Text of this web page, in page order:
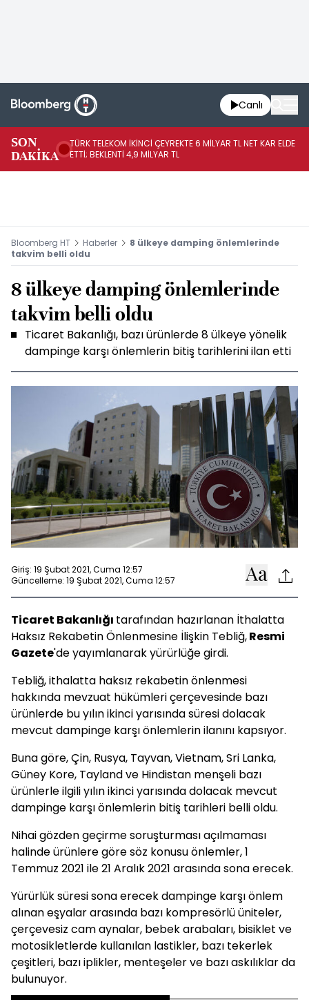
Canlı
SON
DAKİKA
TÜRK TELEKOM İKİNCİ ÇEYREKTE 6 MİLYAR TL NET KAR ELDE
ETTİ; BEKLENTİ 4,9 MİLYAR TL
Bloomberg HT Haberler
8 ülkeye damping önlemlerinde
takvim belli oldu
8 ülkeye damping önlemlerinde
takvim belli oldu
Ticaret Bakanlığı, bazı ürünlerde 8 ülkeye yönelik
dampinge karşı önlemlerin bitiş tarihlerini ilan etti
Giriş: 19 Şubat 2021, Cuma 12:57
Güncelleme: 19 Şubat 2021, Cuma 12:57
Ticaret Bakanlığı tarafından hazırlanan İthalatta
Haksız Rekabetin Önlenmesine İlişkin Tebliğ,Resmi
Gazete'de yayımlanarak yürürlüğe girdi.
Tebliğ, ithalatta haksız rekabetin önlenmesi
hakkında mevzuat hükümleri çerçevesinde bazı
ürünlerde bu yılın ikinci yarısında süresi dolacak
mevcut dampinge karşı önlemlerin ilanını kapsıyor.
Buna göre, Çin, Rusya, Tayvan, Vietnam, Sri Lanka,
Güney Kore, Tayland ve Hindistan menşeli bazı
ürünlerle ilgili yılın ikinci yarısında dolacak mevcut
dampinge karşı önlemlerin bitiş tarihleri belli oldu.
Nihai gözden geçirme soruşturması açılmaması
halinde ürünlere göre söz konusu önlemler, 1
Temmuz 2021 ile 21 Aralık 2021 arasında sona erecek.
Yürürlük süresi sona erecek dampinge karşı önlem
alınan eşyalar arasında bazı kompresörlü üniteler,
çerçevesiz cam aynalar, bebek arabaları, bisiklet ve
motosikletlerde kullanılan lastikler, bazı tekerlek
çeşitleri, bazı iplikler, menteşeler ve bazı askılıklar da
bulunuyor.